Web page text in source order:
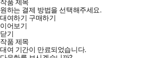
원하는 결제 방법을 선택해주세요.
대여하기 구매하기
이어보기
닫기
작품 제목
대여 기간이 만료되었습니다.